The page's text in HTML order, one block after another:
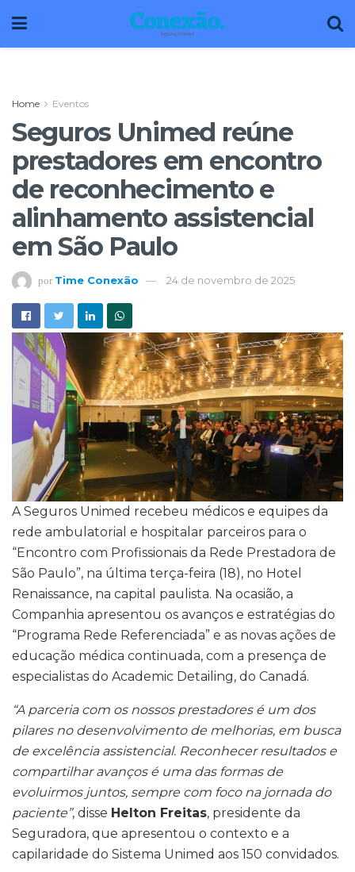
Home Eventos
Seguros Unimed reúne
prestadores em encontro
de reconhecimento e
alinhamento assistencial
em São Paulo
por Time Conexão 24 de novembro de 2025
A Seguros Unimed recebeu médicos e equipes da
rede ambulatorial e hospitalar parceiros para o
“Encontro com Profissionais da Rede Prestadora de
São Paulo”, na última terça-feira (18), no Hotel
Renaissance, na capital paulista. Na ocasião, a
Companhia apresentou os avanços e estratégias do
“Programa Rede Referenciada” e as novas ações de
educação médica continuada, com a presença de
especialistas do Academic Detailing, do Canadá.
“A parceria com os nossos prestadores é um dos
pilares no desenvolvimento de melhorias, em busca
de excelência assistencial. Reconhecer resultados e
compartilhar avanços é uma das formas de
evoluirmos juntos, sempre com foco na jornada do
paciente”, disse Helton Freitas, presidente da
Seguradora, que apresentou o contexto e a
capilaridade do Sistema Unimed aos 150 convidados.